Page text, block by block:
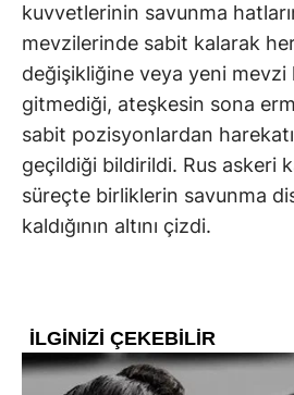
kuvvetlerinin savunma
mevzilerinde sabit kalarak
değişikliğine veya yeni mevzi
gitmediği, ateşkesin sona
sabit pozisyonlardan
geçildiği bildirildi. Rus askeri
süreçte birliklerin savunma
kaldığının altını çizdi.